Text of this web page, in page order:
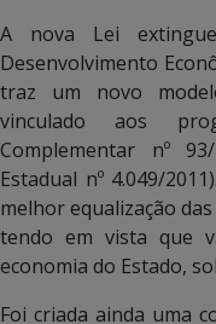
A nova Lei
Desenvolvimento
traz um novo
vinculado aos
Complementar nº
Estadual nº 4.049/
melhor equalização
tendo em vista que
economia do Estado,
Foi criada ainda uma